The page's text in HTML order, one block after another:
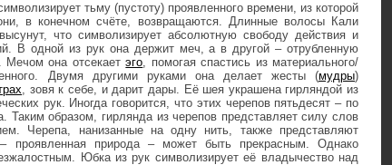
тьму (пустоту) проявленного времени, из которой
в конечном счёте, возвращаются. Длинные волосы Кали
что символизирует абсолютную свободу действия и
В одной из рук она держит меч, а в другой – отрубленную
Мечом она отсекаетэго, помогая спастись из материального/
Двумя другими руками она делает жесты (мудры)
, зовя к себе, и дарит дары. Её шея украшена гирляндой из
рук. Иногда говорится, что этих черепов пятьдесят – по
Таким образом, гирлянда из черепов представляет силу слов
Черепа, нанизанные на одну нить, также представляют
проявленная природа – может быть прекрасным. Однако
Юбка из рук символизирует её владычество над